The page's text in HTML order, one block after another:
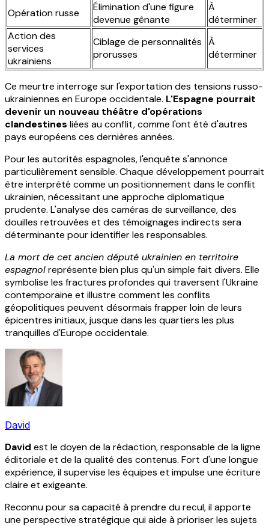
Opération russe
Élimination d'une figure
devenue gênante
À
déterminer
Action des
services
ukrainiens
Ciblage de personnalités
prorusses
À
déterminer
Ce meurtre interroge sur l'exportation des tensions russo-
ukrainiennes en Europe occidentale. L'Espagne pourrait
devenir un nouveau théâtre d'opérations
clandestines liées au conflit, comme l'ont été d'autres
pays européens ces dernières années.
Pour les autorités espagnoles, l'enquête s'annonce
particulièrement sensible. Chaque développement pourrait
être interprété comme un positionnement dans le conflit
ukrainien, nécessitant une approche diplomatique
prudente. L'analyse des caméras de surveillance, des
douilles retrouvées et des témoignages indirects sera
déterminante pour identifier les responsables.
La mort de cet ancien député ukrainien en territoire
espagnolreprésente bien plus qu'un simple fait divers. Elle
symbolise les fractures profondes qui traversent l'Ukraine
contemporaine et illustre comment les conflits
géopolitiques peuvent désormais frapper loin de leurs
épicentres initiaux, jusque dans les quartiers les plus
tranquilles d'Europe occidentale.
David
David est le doyen de la rédaction, responsable de la ligne
éditoriale et de la qualité des contenus. Fort d'une longue
expérience, il supervise les équipes et impulse une écriture
claire et exigeante.
Reconnu pour sa capacité à prendre du recul, il apporte
une perspective stratégique qui aide à prioriser les sujets